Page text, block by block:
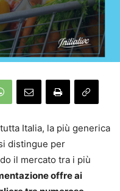
Italia, la più generica
distingue per
il mercato tra i più
offre ai